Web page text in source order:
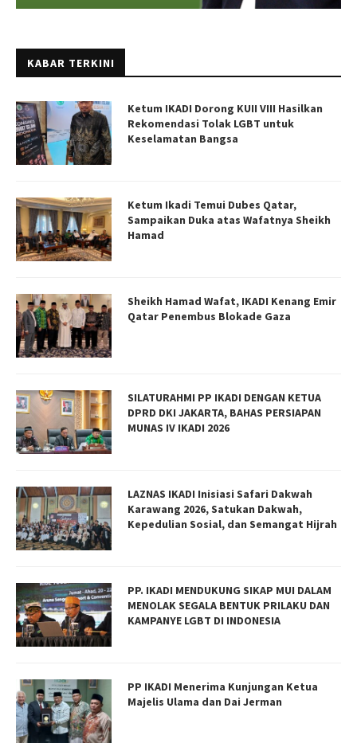
KABAR TERKINI
Ketum IKADI Dorong KUII VIII Hasilkan
Rekomendasi Tolak LGBT untuk
Keselamatan Bangsa
Ketum Ikadi Temui Dubes Qatar,
Sampaikan Duka atas Wafatnya Sheikh
Hamad
Sheikh Hamad Wafat, IKADI Kenang Emir
Qatar Penembus Blokade Gaza
SILATURAHMI PP IKADI DENGAN KETUA
DPRD DKI JAKARTA, BAHAS PERSIAPAN
MUNAS IV IKADI 2026
LAZNAS IKADI Inisiasi Safari Dakwah
Karawang 2026, Satukan Dakwah,
Kepedulian Sosial, dan Semangat Hijrah
PP. IKADI MENDUKUNG SIKAP MUI DALAM
MENOLAK SEGALA BENTUK PRILAKU DAN
KAMPANYE LGBT DI INDONESIA
PP IKADI Menerima Kunjungan Ketua
Majelis Ulama dan Dai Jerman